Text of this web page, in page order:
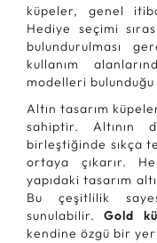
küpeler, genel
Hediye seçimi
bulundurulması
kullanım
modelleri
Altın tasarım
sahiptir. Altının
birleştiğinde sıkça
ortaya çıkarır.
yapıdaki tasarım
Bu çeşitlilik
sunulabilir.Gold
kendine özgü bir